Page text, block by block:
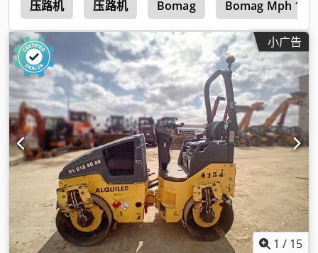
压路机 压路机 Bomag Bomag Mph 122
小广告
1 / 15